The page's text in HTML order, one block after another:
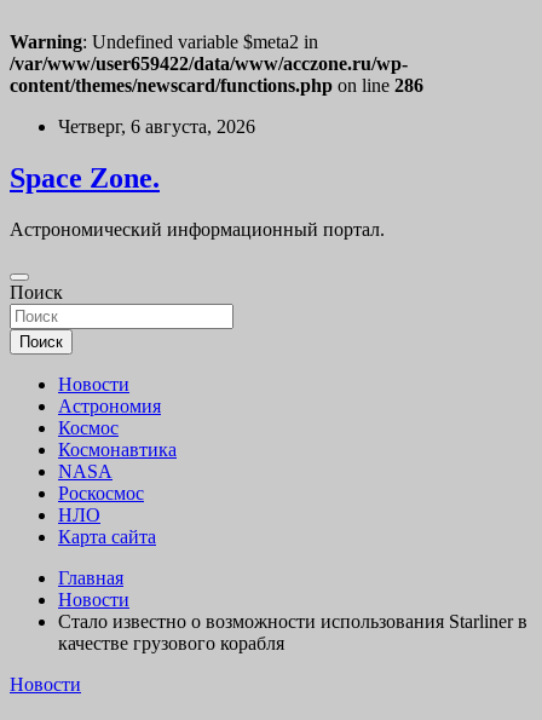
Warning: Undefined variable $meta2 in
/var/www/user659422/data/www/acczone.ru/wp-
content/themes/newscard/functions.php on line 286
Перейти
содержимому
Четверг, 6 августа, 2026
Space Zone.
Астрономический информационный портал.
Поиск
Поиск
Новости
Астрономия
Космос
Космонавтика
NASA
Роскосмос
НЛО
Карта сайта
Главная
Новости
Стало известно о возможности использования Starliner в
качестве грузового корабля
Новости